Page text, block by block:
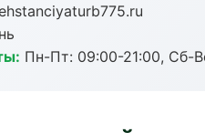
Пн-Пт: 09:00-21:00, Сб-